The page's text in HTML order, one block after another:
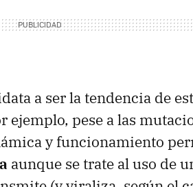
a ser la tendencia de
ejemplo, pese a las
y funcionamiento
aunque se trate al uso de